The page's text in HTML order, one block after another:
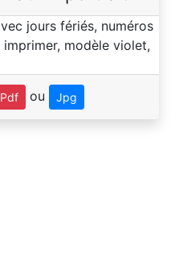
Pdf ou Jpg